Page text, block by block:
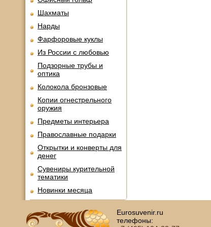
Шахматы
Нарды
Фарфоровые куклы
Из России с любовью
Подзорные трубы и
оптика
Колокола бронзовые
Копии огнестрельного
оружия
Предметы интерьера
Православные подарки
Открытки и конверты для
денег
Сувениры курительной
тематики
Новинки месяца
Eurosuvenir.ru
телефоны: